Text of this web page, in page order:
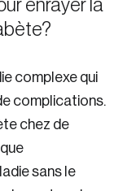
enrayer la
complexe qui
complications.
chez de
sans le
Keep me logged
an
that are